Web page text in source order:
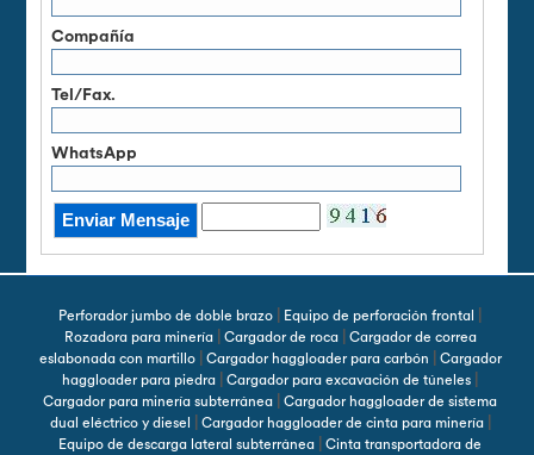
Compañía
Tel/Fax.
WhatsApp
Perforador jumbo de doble brazo Equipo de perforación frontal
Rozadora para minería| Cargador de roca|
Cargador de correa
eslabonada con martillo| Cargador haggloader para carbón
Cargador
haggloader para piedra
Cargador para excavación de túneles
Cargador para minería subterránea
Cargador haggloader de sistema
dual eléctrico y diesel
Cargador haggloader de cinta para minería|
Equipo de descarga lateral subterránea
Cinta transportadora de